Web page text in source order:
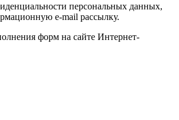
персональных данных,
e-mail рассылку.
форм на сайте Интернет-